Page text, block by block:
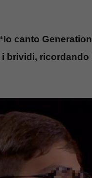
canto
brividi, ricordando